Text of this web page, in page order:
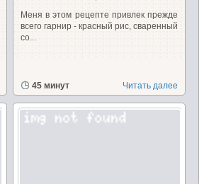
Меня в этом рецепте привлек прежде
всего гарнир - красный рис, сваренный
со...
45 минут Читать далее